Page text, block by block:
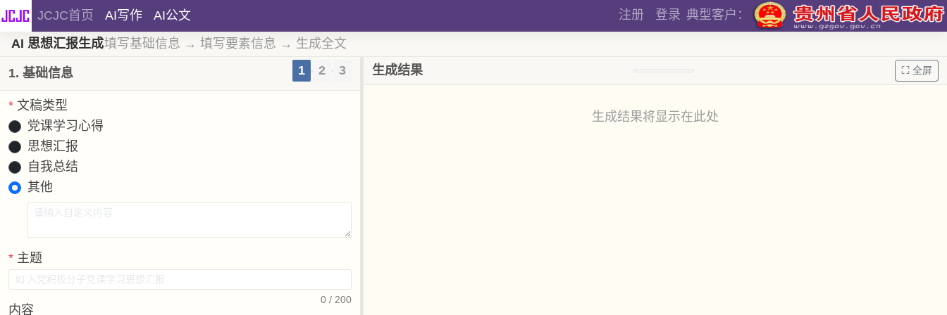
JCJC首页 AI写作 AI公文 注册 登录 典型客户：
AI 思想汇报生成填写基础信息 → 填写要素信息 → 生成全文
1. 基础信息 1 › 2 › 3
* 文稿类型
党课学习心得
思想汇报
自我总结
其他
* 主题
0/ 200
内容
生成结果 ⛶ 全屏
生成结果将显示在此处